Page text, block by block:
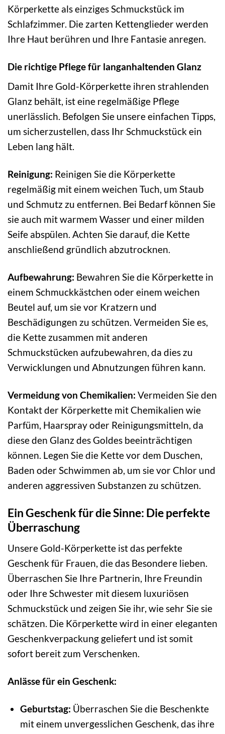
Körperkette als einziges Schmuckstück im
Schlafzimmer. Die zarten Kettenglieder werden
Ihre Haut berühren und Ihre Fantasie anregen.
Die richtige Pflege für langanhaltenden Glanz
Damit Ihre Gold-Körperkette ihren strahlenden
Glanz behält, ist eine regelmäßige Pflege
unerlässlich. Befolgen Sie unsere einfachen Tipps,
um sicherzustellen, dass Ihr Schmuckstück ein
Leben lang hält.
Reinigung: Reinigen Sie die Körperkette
regelmäßig mit einem weichen Tuch, um Staub
und Schmutz zu entfernen. Bei Bedarf können Sie
sie auch mit warmem Wasser und einer milden
Seife abspülen. Achten Sie darauf, die Kette
anschließend gründlich abzutrocknen.
Aufbewahrung: Bewahren Sie die Körperkette in
einem Schmuckkästchen oder einem weichen
Beutel auf, um sie vor Kratzern und
Beschädigungen zu schützen. Vermeiden Sie es,
die Kette zusammen mit anderen
Schmuckstücken aufzubewahren, da dies zu
Verwicklungen und Abnutzungen führen kann.
Vermeidung von Chemikalien: Vermeiden Sie den
Kontakt der Körperkette mit Chemikalien wie
Parfüm, Haarspray oder Reinigungsmitteln, da
diese den Glanz des Goldes beeinträchtigen
können. Legen Sie die Kette vor dem Duschen,
Baden oder Schwimmen ab, um sie vor Chlor und
anderen aggressiven Substanzen zu schützen.
Ein Geschenk für die Sinne: Die perfekte
Überraschung
Unsere Gold-Körperkette ist das perfekte
Geschenk für Frauen, die das Besondere lieben.
Überraschen Sie Ihre Partnerin, Ihre Freundin
oder Ihre Schwester mit diesem luxuriösen
Schmuckstück und zeigen Sie ihr, wie sehr Sie sie
schätzen. Die Körperkette wird in einer eleganten
Geschenkverpackung geliefert und ist somit
sofort bereit zum Verschenken.
Anlässe für ein Geschenk:
Geburtstag: Überraschen Sie die Beschenkte
mit einem unvergesslichen Geschenk, das ihre